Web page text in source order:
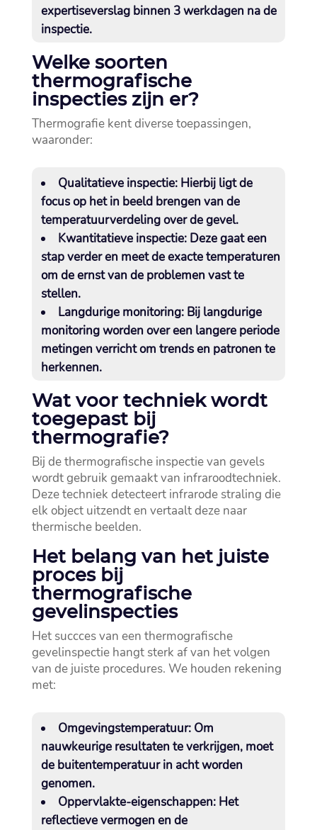
expertiseverslag binnen 3 werkdagen na de
inspectie.​
Welke soorten
thermografische
inspecties zijn er?
Thermografie kent diverse toepassingen,
waaronder:
Qualitatieve inspectie:Hierbij ligt de
focus op het in beeld brengen van de
temperatuurverdeling over de gevel.​
Kwantitatieve inspectie:Deze gaat een
stap verder en meet de exacte temperaturen
om de ernst van de problemen vast te
stellen.​
Langdurige monitoring:Bij langdurige
monitoring worden over een langere periode
metingen verricht om trends en patronen te
herkennen.​
Wat voor techniek wordt
toegepast bij
thermografie?
Bij de thermografische inspectie van gevels
wordt gebruik gemaakt van infraroodtechniek.​
Deze techniek detecteert infrarode straling die
elk object uitzendt en vertaalt deze naar
thermische beelden.​
Het belang van het juiste
proces bij
thermografische
gevelinspecties
Het succces van een thermografische
gevelinspectie hangt sterk af van het volgen
van de juiste procedures.​ We houden rekening
met:
Omgevingstemperatuur:Om
nauwkeurige resultaten te verkrijgen, moet
de buitentemperatuur in acht worden
genomen.​
Oppervlakte-eigenschappen:Het
reflectieve vermogen en de